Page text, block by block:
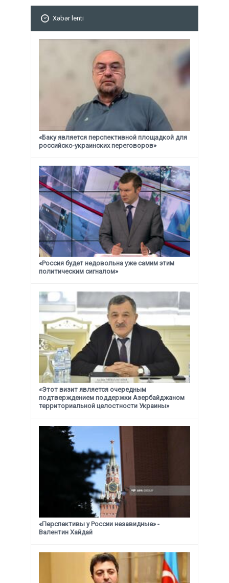
Xəbər lenti
«Баку является перспективной площадкой для
российско-украинских переговоров»
«Россия будет недовольна уже самим этим
политическим сигналом»
«Этот визит является очередным
подтверждением поддержки Азербайджаном
территориальной целостности Украины»
«Перспективы у России незавидные» -
Валентин Хайдай